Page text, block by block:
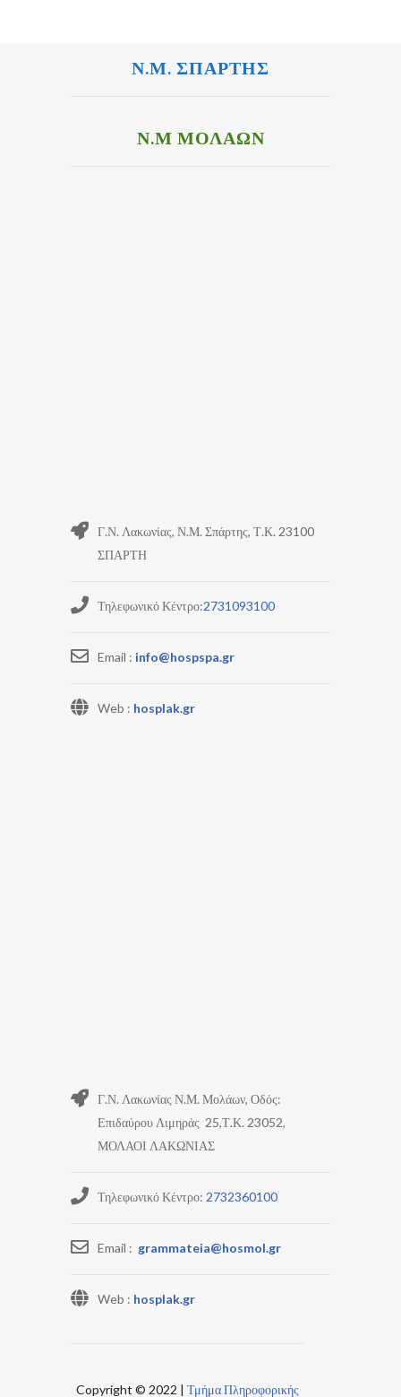
Ν.Μ. ΣΠΑΡΤΗΣ
Ν.Μ ΜΟΛΑΩΝ
Γ.Ν. Λακωνίας, Ν.Μ. Σπάρτης, Τ.Κ. 23100
ΣΠΑΡΤΗ
Τηλεφωνικό Κέντρο:2731093100
Email : info@hospspa.gr
Web : hosplak.gr
Γ.Ν. Λακωνίας Ν.Μ. Μολάων, Οδός:
Επιδαύρου Λιμηράς 25,Τ.Κ. 23052,
ΜΟΛΑΟΙ ΛΑΚΩΝΙΑΣ
Τηλεφωνικό Κέντρο: 2732360100
Email : grammateia@hosmol.gr
Web : hosplak.gr
Copyright © 2022 | Τμήμα Πληροφορικής